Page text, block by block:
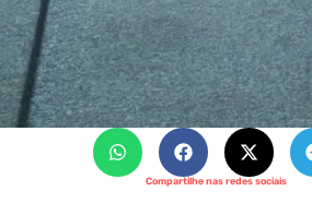
Compartilhe nas redes sociais